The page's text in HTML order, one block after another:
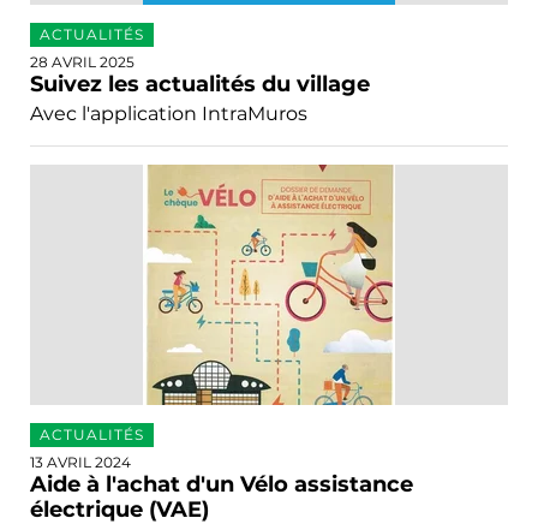
Suivez les actualités du village
28 AVRIL 2025
ACTUALITÉS
Avec l'application IntraMuros
Aide à l'achat d'un Vélo assistance
électrique (VAE)
13 AVRIL 2024
ACTUALITÉS